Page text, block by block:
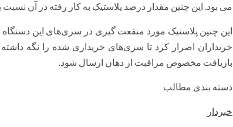
می بود. این چنین مقدار درصد پلاستیک به کار رفته در آن
این چنین پلاستیک مورد منفعت گیری در سری‌های این
خریداران اصرار کرد تا سری‌های خریداری شده را نگه
بازیافت مخصوص مراقبت از دهان ارسال شود.
دسته بندی مطالب
خبردار